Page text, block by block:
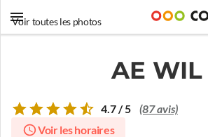
Voir toutes les photos
AE WIL
4.7 / 5 (87 avis)
Voir les horaires